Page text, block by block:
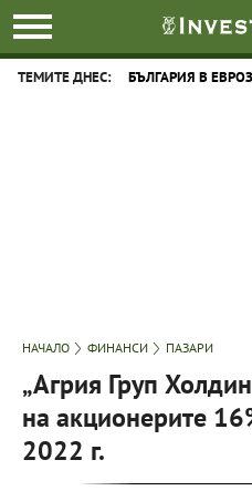
ТЕМИТЕ ДНЕС: БЪЛГАРИЯ В
НАЧАЛО ФИНАНСИ ПАЗАРИ
„Агрия Груп
на акционерите
2022 г.